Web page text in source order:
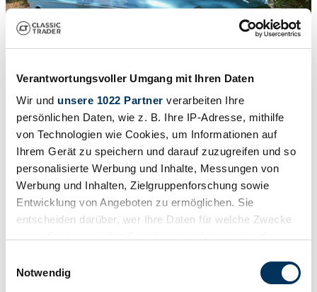
Verantwortungsvoller Umgang mit Ihren Daten
Wir und unsere 1022 Partner verarbeiten Ihre
persönlichen Daten, wie z. B. Ihre IP-Adresse, mithilfe
von Technologien wie Cookies, um Informationen auf
Ihrem Gerät zu speichern und darauf zuzugreifen und so
personalisierte Werbung und Inhalte, Messungen von
Werbung und Inhalten, Zielgruppenforschung sowie
Entwicklung von Angeboten zu ermöglichen. Sie
entscheiden darüber, wer Ihre Daten für welche Zwecke
Trigger Symbol ändern oder widerrufen
Notwendig
/
1972 | Volvo 1800 ES
1972 Volvo P1800 1800ES